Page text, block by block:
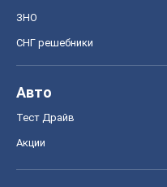
ЗНО
СНГ решебники
Авто
Тест Драйв
Акции